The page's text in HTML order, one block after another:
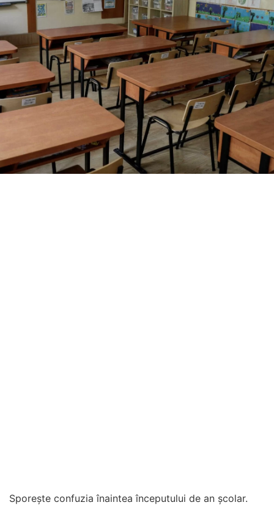
Sporește confuzia înaintea începutului de an școlar.